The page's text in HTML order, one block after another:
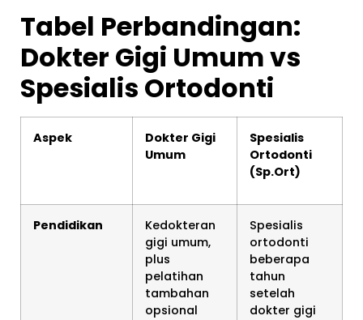
Tabel Perbandingan:
Dokter Gigi Umum vs
Spesialis Ortodonti
Aspek
Dokter Gigi
Umum
Spesialis
Ortodonti
(Sp.Ort)
Pendidikan
Kedokteran
gigi umum,
plus
pelatihan
tambahan
opsional
Spesialis
ortodonti
beberapa
tahun
setelah
dokter gigi